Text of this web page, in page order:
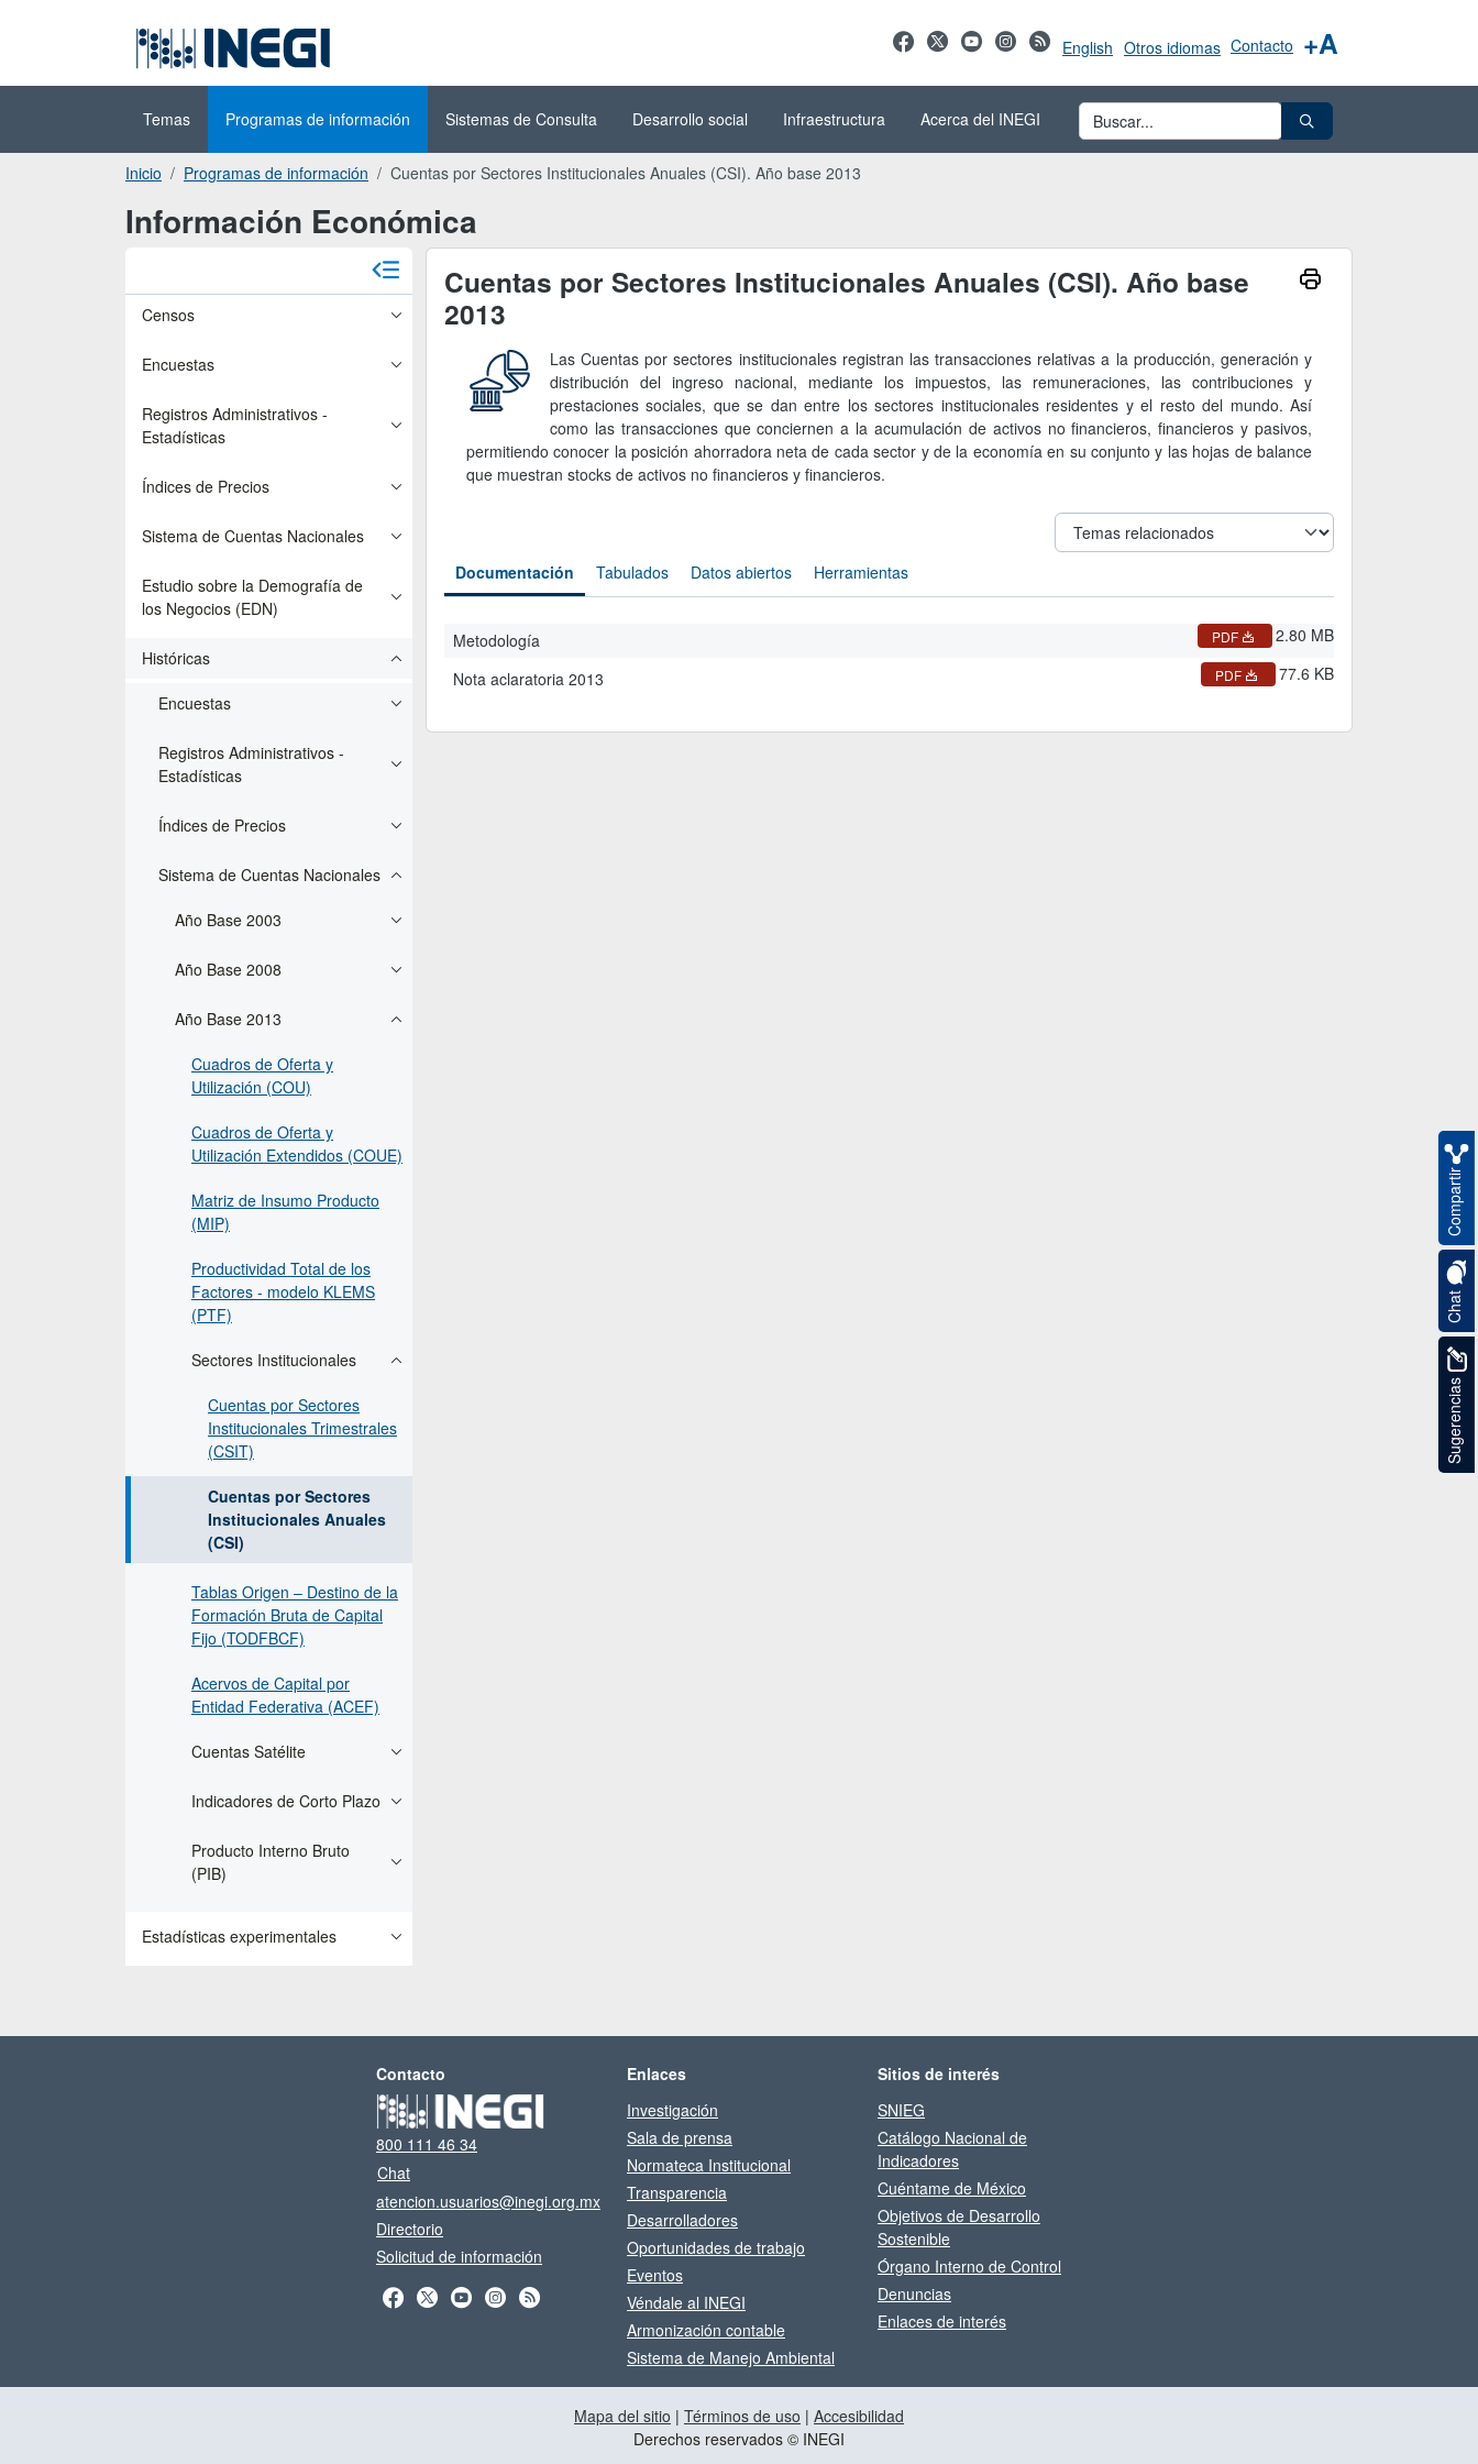
principal
(INEGI)
English Otros idiomas Contacto +A
Temas Programas de información Sistemas de Consulta Desarrollo social Infraestructura Acerca del INEGI
Inicio Programas de información Cuentas por Sectores Institucionales Anuales (CSI). Año base 2013
Información Económica
Censos
Encuestas
Registros Administrativos -
Estadísticas
Índices de Precios
Sistema de Cuentas Nacionales
Estudio sobre la Demografía de
los Negocios (EDN)
Históricas
Encuestas
Registros Administrativos -
Estadísticas
Índices de Precios
Sistema de Cuentas Nacionales
Año Base 2003
Año Base 2008
Año Base 2013
Cuadros de Oferta y
Utilización (COU)
Cuadros de Oferta y
Utilización Extendidos (COUE)
Matriz de Insumo Producto
(MIP)
Productividad Total de los
Factores - modelo KLEMS
(PTF)
Sectores Institucionales
Cuentas por Sectores
Institucionales Trimestrales
(CSIT)
Cuentas por Sectores
Institucionales Anuales
(CSI)
Tablas Origen – Destino de la
Formación Bruta de Capital
Fijo (TODFBCF)
Acervos de Capital por
Entidad Federativa (ACEF)
Cuentas Satélite
Indicadores de Corto Plazo
Producto Interno Bruto
(PIB)
Estadísticas experimentales
Cuentas por Sectores Institucionales Anuales (CSI). Año base
2013
Las Cuentas por sectores institucionales registran las transacciones relativas a la producción, generación y
distribución del ingreso nacional, mediante los impuestos, las remuneraciones, las contribuciones y
prestaciones sociales, que se dan entre los sectores institucionales residentes y el resto del mundo. Así
como las transacciones que conciernen a la acumulación de activos no financieros, financieros y pasivos,
permitiendo conocer la posición ahorradora neta de cada sector y de la economía en su conjunto y las hojas de balance
que muestran stocks de activos no financieros y financieros.
Documentación Tabulados Datos abiertos Herramientas
Metodología PDF
2.80 MB
Nota aclaratoria 2013
PDF 77.6 KB
Sugerencias
Chat
Compartir
Contacto
800 111 46 34
Chat
atencion.usuarios@inegi.org.mx
Directorio
Solicitud de información
Enlaces
Investigación
Sala de prensa
Normateca Institucional
Transparencia
Desarrolladores
Oportunidades de trabajo
Eventos
Véndale al INEGI
Armonización contable
Sistema de Manejo Ambiental
Sitios de interés
SNIEG
Catálogo Nacional de
Indicadores
Cuéntame de México
Objetivos de Desarrollo
Sostenible
Órgano Interno de Control
Denuncias
Enlaces de interés
Mapa del sitio | Términos de uso | Accesibilidad
Derechos reservados © INEGI